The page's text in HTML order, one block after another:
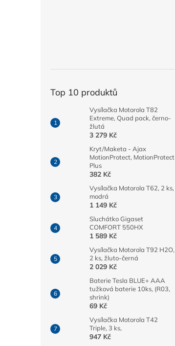
Top 10 produktů
Vysílačka Motorola T82
Extreme, Quad pack, černo-
žlutá
3 279 Kč
Kryt/Maketa - Ajax
MotionProtect, MotionProtect
Plus
382 Kč
Vysílačka Motorola T62, 2 ks,
modrá
1 149 Kč
Sluchátko Gigaset
COMFORT 550HX
1 589 Kč
Vysílačka Motorola T92 H2O,
2 ks, žluto-černá
2 029 Kč
Baterie Tesla BLUE+ AAA
tužková baterie 10ks, (R03,
shrink)
69 Kč
Vysílačka Motorola T42
Triple, 3 ks,
947 Kč